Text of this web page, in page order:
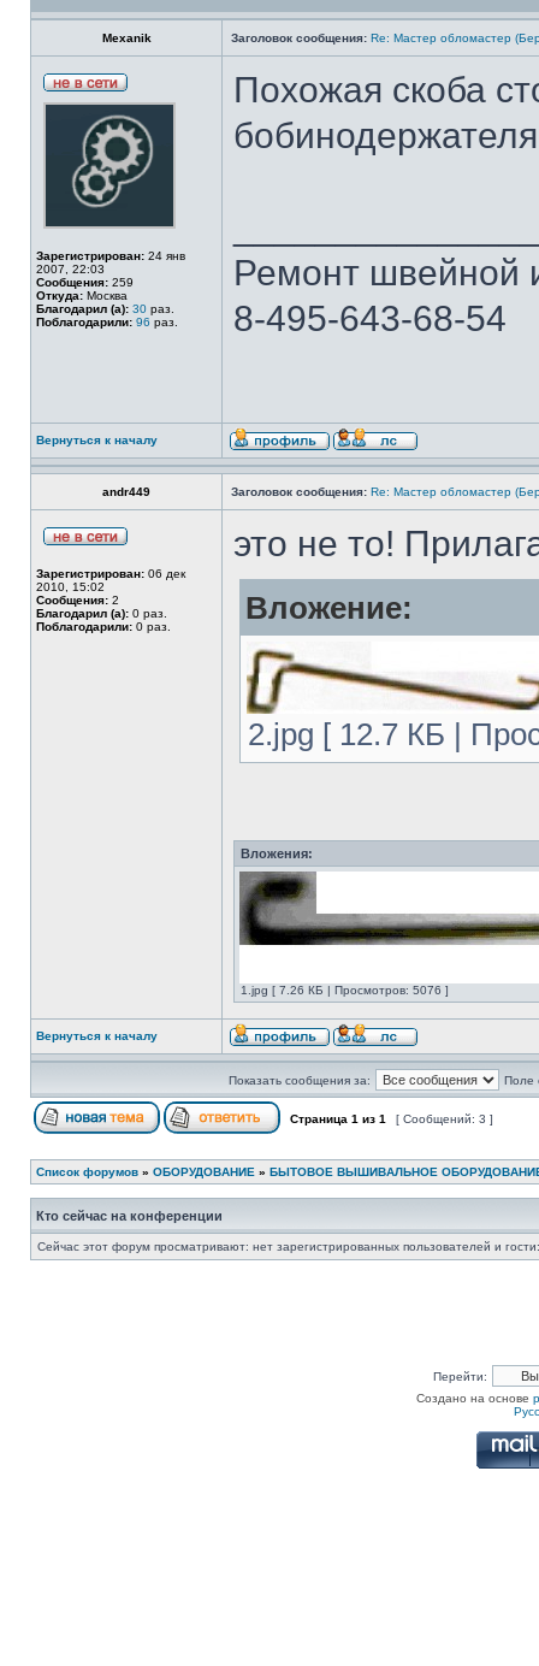
Mexanik Заголовок сообщения: Re: Мастер обломастер
Зарегистрирован: 24 янв
2007, 22:03
Сообщения: 259
Откуда: Москва
Благодарил (а): 30 раз.
Поблагодарили: 96 раз.
Похожая скоба
Ремонт швейной
8-495-643-68-54
Вернуться к началу
andr449 Заголовок сообщения: Re: Мастер обломастер
Зарегистрирован: 06 дек
2010, 15:02
Сообщения: 2
Благодарил (а): 0 раз.
Поблагодарили: 0 раз.
это не то!
Вложение:
2.jpg [ 12.7 КБ |
Вложения:
1.jpg [ 7.26 КБ | Просмотров: 5076 ]
Вернуться к началу
Показать сообщения за: Поле
Страница 1 из 1 [ Сообщений: 3 ]
Список форумов » ОБОРУДОВАНИЕ » БЫТОВОЕ ВЫШИВАЛЬНОЕ
Кто сейчас на конференции
Сейчас этот форум просматривают: нет зарегистрированных пользователей и
Перейти:
Создано на основе